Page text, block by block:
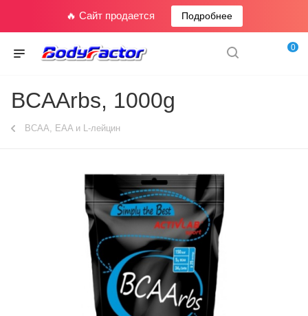
🔥 Сайт продается Подробнее
0
BCAArbs, 1000g
BCAA, EAA и L-лейцин